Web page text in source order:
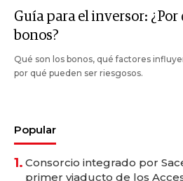
Guía para el inversor: ¿Por
bonos?
Qué son los bonos, qué factores
por qué pueden ser riesgosos.
Popular
1. Consorcio integrado por
primer viaducto de los